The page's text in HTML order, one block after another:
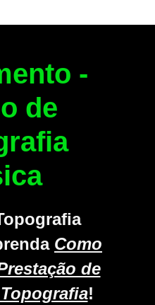
-
de
Como
de
!